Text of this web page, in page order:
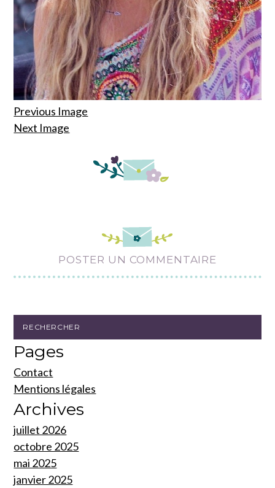
Previous Image
Next Image
POSTER UN COMMENTAIRE
Pages
Contact
Mentions légales
Archives
juillet 2026
octobre 2025
mai 2025
janvier 2025